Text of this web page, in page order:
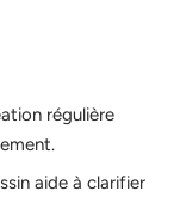
régulière
aide à clarifier